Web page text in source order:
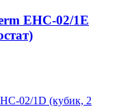
EHC-02/1E